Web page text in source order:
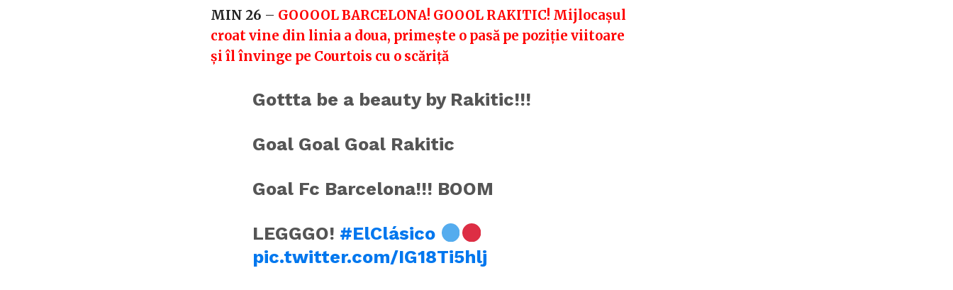
MIN 26 – GOOOOL BARCELONA! GOOOL RAKITIC! Mijlocașul
croat vine din linia a doua, primește o pasă pe poziție viitoare
și îl învinge pe Courtois cu o scăriță
Gottta be a beauty by Rakitic!!!
Goal Goal Goal Rakitic
Goal Fc Barcelona!!! BOOM
LEGGGO! #ElClásico
pic.twitter.com/IG18Ti5hlj